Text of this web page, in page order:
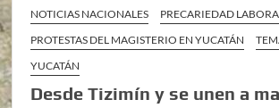
NOTICIAS NACIONALES
PRECARIEDAD
PROTESTAS DEL MAGISTERIO EN YUCATÁN
YUCATÁN
Desde Tizimín y se unen a